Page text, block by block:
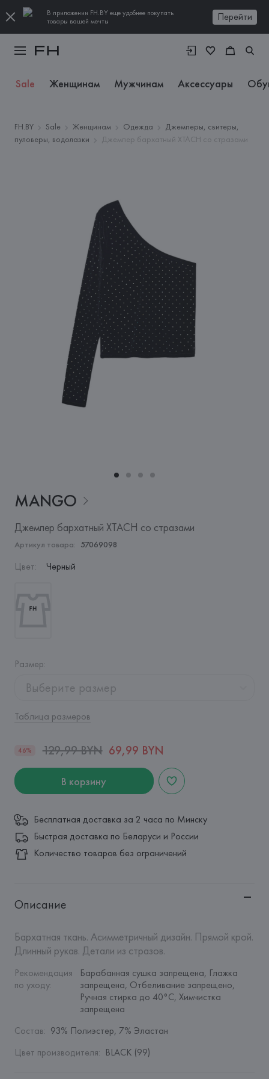
В приложении FH.BY еще удобнее покупать
товары вашей мечты
Перейти
Sale Женщинам Мужчинам Аксессуары
FH.BY Sale Женщинам Одежда
Джемперы, свитеры,
пуловеры, водолазки
Джемпер бархатный XTACH со стразами
MANGO
Джемпер бархатный XTACH со стразами
Артикул товара: 57069098
Цвет: Черный
Размер:
Выберите размер
Таблица размеров
46% 129,99 BYN 69,99 BYN
В корзину
Бесплатная доставка за 2 часа по Минску
Быстрая доставка по Беларуси и России
Количество товаров без ограничений
Описание
Бархатная ткань. Асимметричный дизайн. Прямой крой.
Длинный рукав. Детали из стразов.
Рекомендация
по уходу:
Барабанная сушка запрещена, Глажка
запрещена, Отбеливание запрещено,
Ручная стирка до 40°C, Химчистка
запрещена
Состав: 93% Полиэстер, 7% Эластан
Цвет производителя: BLACK (99)